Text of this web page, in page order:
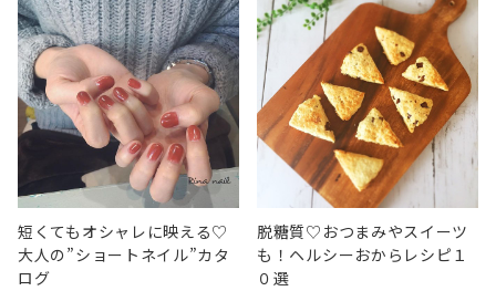
短くてもオシャレに映える♡
大人の”ショートネイル”カタ
ログ
脱糖質♡おつまみやスイーツ
も！ヘルシーおからレシピ１
０選